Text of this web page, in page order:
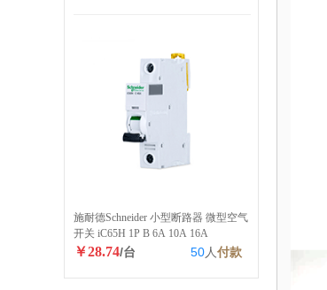
施耐德Schneider 小型断路器 微型空气
开关 iC65H 1P B 6A 10A 16A
￥28.74/台 50人付款